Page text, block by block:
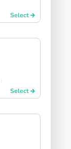
Select
Select